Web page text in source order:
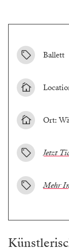
Ballett
Ort:
Jetzt
Mehr